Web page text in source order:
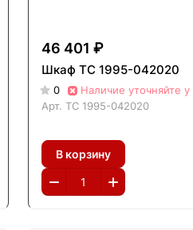
46 401 ₽
Шкаф ТС 1995-042020
0
Наличие уточняйте
Арт. ТС 1995-042020
В корзину